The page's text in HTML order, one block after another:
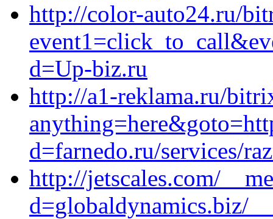
http://color-auto24.ru/
d=Up-biz.ru
http://a1-reklama.ru/
d=farnedo.ru/services/
http://jetscales.com/
d=globaldynamics.biz/